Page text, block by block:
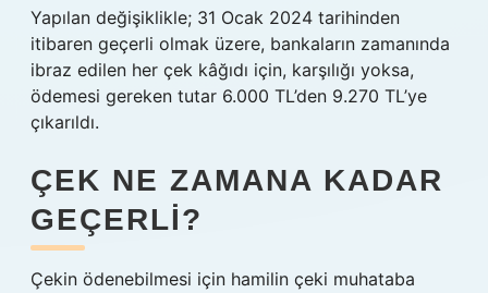
Yapılan değişiklikle; 31 Ocak 2024 tarihinden
itibaren geçerli olmak üzere, bankaların zamanında
ibraz edilen her çek kâğıdı için, karşılığı yoksa,
ödemesi gereken tutar 6.000 TL’den 9.270 TL’ye
çıkarıldı.
ÇEK NE ZAMANA KADAR
GEÇERLI?
Çekin ödenebilmesi için hamilin çeki muhataba